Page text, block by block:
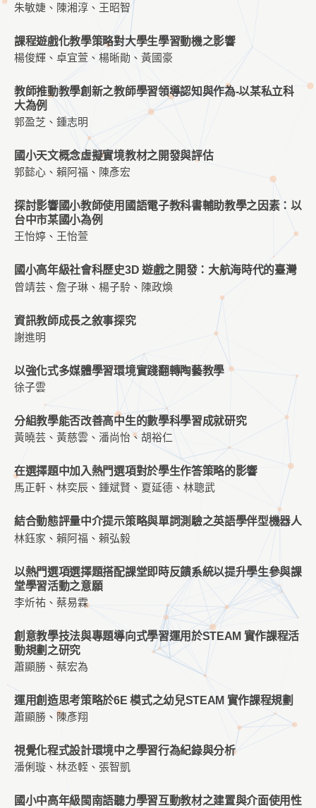
朱敏婕、陳湘淳、王昭智
課程遊戲化教學策略對大學生學習動機之影響
楊俊輝、卓宜萱、楊晰勛、黃國豪
教師推動教學創新之教師學習領導認知與作為-以某私立科
大為例
郭盈芝、鍾志明
國小天文概念虛擬實境教材之開發與評估
郭懿心、賴阿福、陳彥宏
探討影響國小教師使用國語電子教科書輔助教學之因素：以
台中市某國小為例
王怡婷、王怡萱
國小高年級社會科歷史3D 遊戲之開發：大航海時代的臺灣
曾靖芸、詹子琳、楊子駖、陳政煥
資訊教師成長之敘事探究
謝進明
以強化式多媒體學習環境實踐翻轉陶藝教學
徐子雲
分組教學能否改善高中生的數學科學習成就研究
黃曉芸、黃慈雲、潘尚怡、胡裕仁
在選擇題中加入熱門選項對於學生作答策略的影響
馬正軒、林奕辰、鍾斌賢、夏延德、林聰武
結合動態評量中介提示策略與單詞測驗之英語學伴型機器人
林鈺家、賴阿福、賴弘毅
以熱門選項選擇題搭配課堂即時反饋系統以提升學生參與課
堂學習活動之意願
李炘祐、蔡易霖
創意教學技法與專題導向式學習運用於STEAM 實作課程活
動規劃之研究
蕭顯勝、蔡宏為
運用創造思考策略於6E 模式之幼兒STEAM 實作課程規劃
蕭顯勝、陳彥翔
視覺化程式設計環境中之學習行為紀錄與分析
潘俐璇、林丞輊、張智凱
國小中高年級閩南語聽力學習互動教材之建置與介面使用性